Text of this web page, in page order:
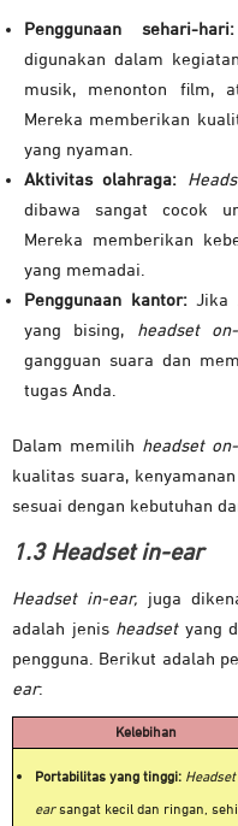
Penggunaan sehari-hari:
digunakan dalam
musik, menonton film,
Mereka memberikan
yang nyaman.
Aktivitas olahraga:
dibawa sangat cocok
Mereka memberikan
yang memadai.
Penggunaan kantor:Jika
yang bising, headset
gangguan suara dan
tugas Anda.
Dalam memilih headset
kualitas suara,
sesuai dengan kebutuhan
1.3 Headset in-ear
Headset in-ear, juga
adalah jenis headsetyang
pengguna. Berikut adalah
ear:
Kelebihan
Portabilitas yang tinggi:
earsangat kecil dan ringan,